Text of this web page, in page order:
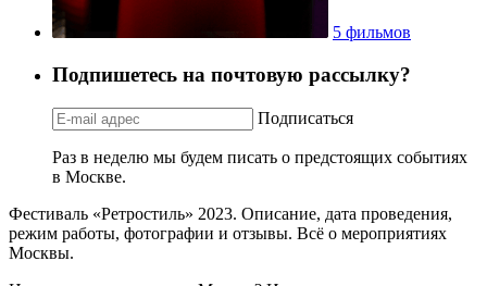
5 фильмов
Подпишетесь на почтовую рассылку?
Подписаться
Раз в неделю мы будем писать о предстоящих событиях
в Москве.
Фестиваль «Ретростиль» 2023. Описание, дата проведения,
режим работы, фотографии и отзывы. Всё о мероприятиях
Москвы.